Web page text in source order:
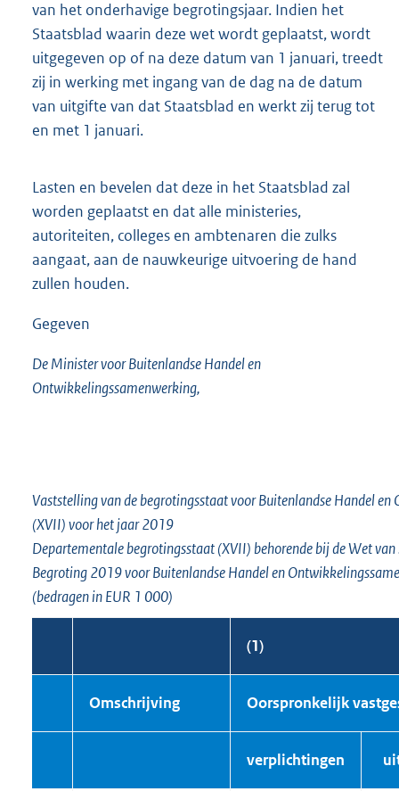
van het onderhavige begrotingsjaar. Indien het
Staatsblad waarin deze wet wordt geplaatst, wordt
uitgegeven op of na deze datum van 1 januari, treedt
zij in werking met ingang van de dag na de datum
van uitgifte van dat Staatsblad en werkt zij terug tot
en met 1 januari.
Lasten en bevelen dat deze in het Staatsblad zal
worden geplaatst en dat alle ministeries,
autoriteiten, colleges en ambtenaren die zulks
aangaat, aan de nauwkeurige uitvoering de hand
zullen houden.
Gegeven
De Minister voor Buitenlandse Handel en
Ontwikkelingssamenwerking,
Vaststelling van de begrotingsstaat voor Buitenlandse Handel
(XVII) voor het jaar 2019
Departementale begrotingsstaat (XVII) behorende bij de Wet
Begroting 2019 voor Buitenlandse Handel en
(bedragen in EUR 1 000)
(1)
Omschrijving Oorspronkelijk
verplichtingen